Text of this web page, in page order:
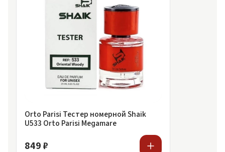
Orto Parisi Тестер номерной Shaik
U533 Orto Parisi Megamare
849 ₽